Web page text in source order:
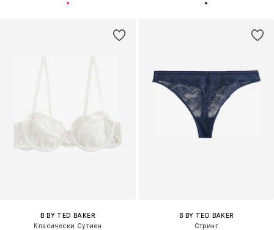
B BY TED BAKER
Класически Сутиен
B BY TED BAKER
Стринг